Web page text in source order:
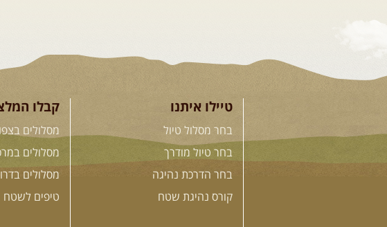
מי לא צריך בימים אלו קצת טבע ואנרגיות טובות ....
הפנאי שלנו ייצא למסלול חוויתי שמטפס לרכס
בית שאן, עם אתגרי נהיגה קלילים ...
טיילו איתנו
בחר מסלול טיול
בחר טיול מודרך
בחר הדרכת נהיגה
קורס נהיגת שטח
קבלו
מסלולים
מסלולים
מסלולים
טיפים לשטח